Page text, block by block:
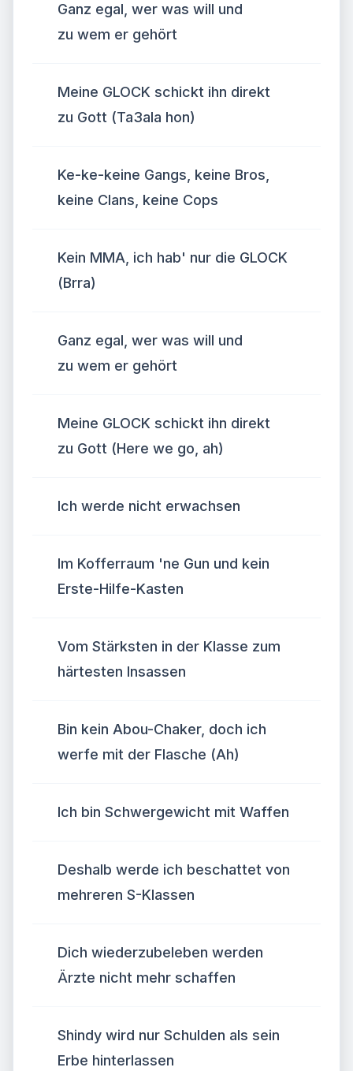
Ganz egal, wer was will und
zu wem er gehört
Meine GLOCK schickt ihn direkt
zu Gott (Ta3ala hon)
Ke-ke-keine Gangs, keine Bros,
keine Clans, keine Cops
Kein MMA, ich hab' nur die GLOCK
(Brra)
Ganz egal, wer was will und
zu wem er gehört
Meine GLOCK schickt ihn direkt
zu Gott (Here we go, ah)
Ich werde nicht erwachsen
Im Kofferraum 'ne Gun und kein
Erste-Hilfe-Kasten
Vom Stärksten in der Klasse zum
härtesten Insassen
Bin kein Abou-Chaker, doch ich
werfe mit der Flasche (Ah)
Ich bin Schwergewicht mit Waffen
Deshalb werde ich beschattet von
mehreren S-Klassen
Dich wiederzubeleben werden
Ärzte nicht mehr schaffen
Shindy wird nur Schulden als sein
Erbe hinterlassen